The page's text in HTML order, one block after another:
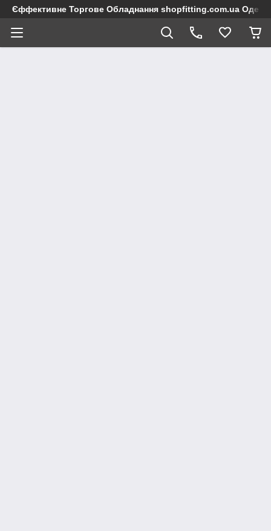
Єффективне Торгове Обладнання shopfitting.com.ua Одеса